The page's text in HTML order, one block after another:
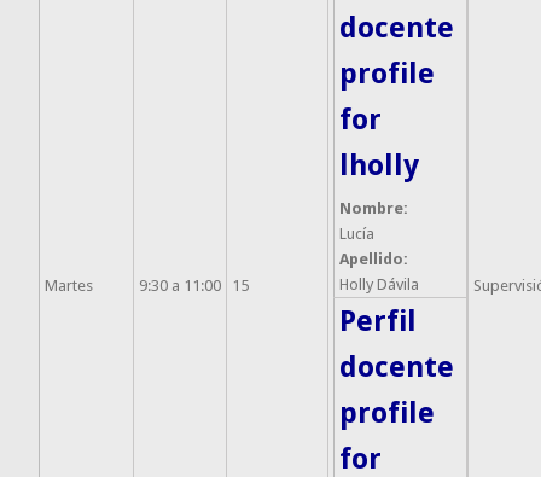
Martes 9:30 a 11:00 15
docente
profile
for
lholly
Nombre:
Lucía
Apellido:
Holly Dávila
Perfil
docente
profile
for